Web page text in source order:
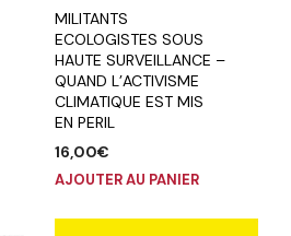
MILITANTS
ECOLOGISTES SOUS
HAUTE SURVEILLANCE –
QUAND L’ACTIVISME
CLIMATIQUE EST MIS
EN PERIL
16,00€
AJOUTER AU PANIER